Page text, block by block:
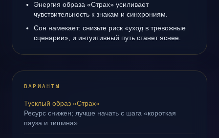
Энергия образа «Страх» усиливает
чувствительность к знакам и синхрониям.
Сон намекает: снизьте риск «уход в тревожные
сценарии», и интуитивный путь станет яснее.
ВАРИАНТЫ
Тусклый образ «Страх»
Ресурс снижен; лучше начать с шага «короткая
пауза и тишина».